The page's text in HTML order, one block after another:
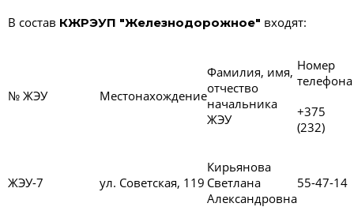
В состав КЖРЭУП "Железнодорожное" входят:
№ ЖЭУ Местонахождение
Фамилия, имя,
отчество
начальника
ЖЭУ
Номер
телефона
+375
(232)
ЖЭУ-7 ул. Советская, 119
Кирьянова
Светлана
Александровна
55-47-14